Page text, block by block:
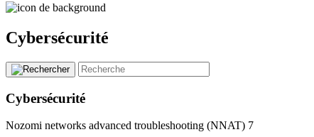
Cybersécurité
Cybersécurité
Nozomi networks advanced troubleshooting (NNAT) 7